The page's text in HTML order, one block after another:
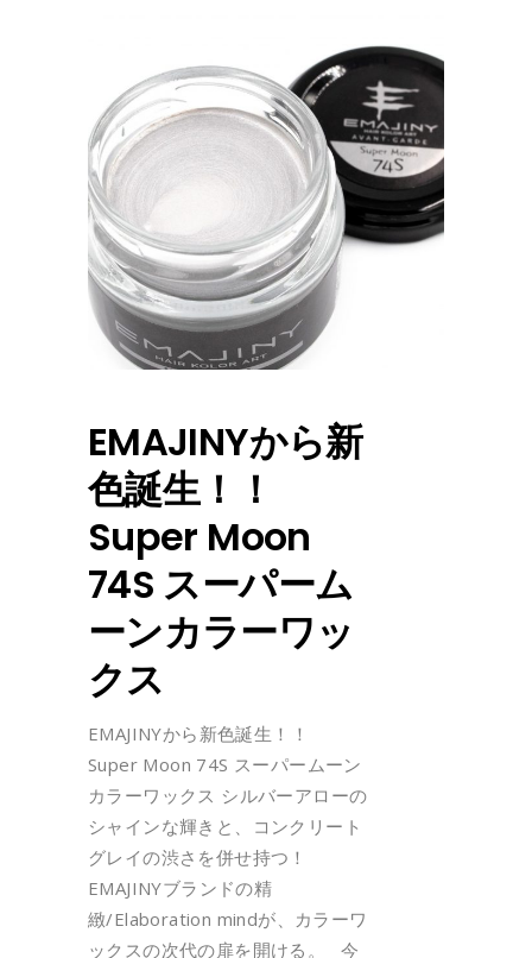
EMAJINYから新
色誕生！！
Super Moon
74S スーパーム
ーンカラーワッ
クス
EMAJINYから新色誕生！！
Super Moon 74S スーパームーン
カラーワックス シルバーアローの
シャインな輝きと、コンクリート
グレイの渋さを併せ持つ！
EMAJINYブランドの精
緻/Elaboration mindが、カラーワ
ックスの次代の扉を開ける。 今